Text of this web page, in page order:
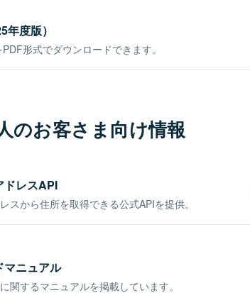
度版）
形式でダウンロードできます。
のお客さま向け情報
ドレスAPI
スから住所を取得できる公式APIを提供。
マニュアル
関するマニュアルを掲載しています。